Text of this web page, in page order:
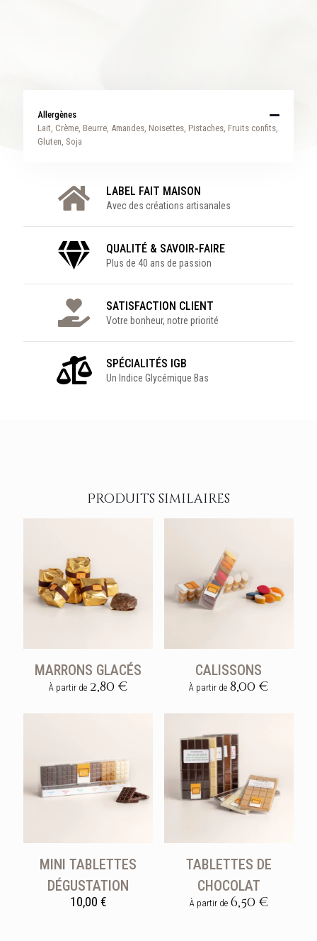
Allergènes
Lait, Crème, Beurre, Amandes, Noisettes, Pistaches, Fruits confits,
Gluten, Soja
LABEL FAIT MAISON
Avec des créations artisanales
QUALITÉ & SAVOIR-FAIRE
Plus de 40 ans de passion
SATISFACTION CLIENT
Votre bonheur, notre priorité
SPÉCIALITÉS IGB
Un Indice Glycémique Bas
Produits similaires
MARRONS GLACÉS
À partir de 2,80€
variations.
Les
options
peuvent
page
du
produit
CALISSONS
À partir de 8,00€
a
plusieurs
variations.
Les
options
peuvent
être
page
du
produit
MINI TABLETTES
DÉGUSTATION
10,00 €
TABLETTES DE
CHOCOLAT
À partir de 6,50 €